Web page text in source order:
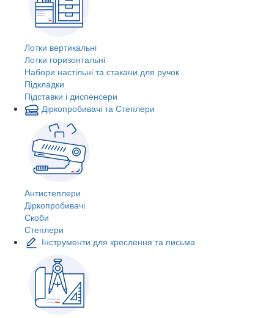
Лотки вертикальні
Лотки горизонтальні
Набори настільні та стакани для ручок
Підкладки
Підставки і диспенсери
Діркопробивачі та Степлери
Антистеплери
Діркопробивачі
Скоби
Степлери
Інструменти для креслення та письма